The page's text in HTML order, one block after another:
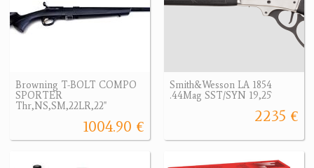
Browning T-BOLT COMPO
SPORTER
Thr,NS,SM,22LR,22"
1004.90 €
Smith&Wesson LA 1854
.44Mag SST/SYN 19,25`
2235 €